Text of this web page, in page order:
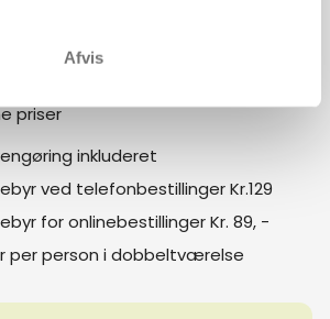
Afvis
priser
inkluderet
ved telefonbestillinger Kr.129
for onlinebestillinger Kr. 89, -
per person i dobbeltværelse